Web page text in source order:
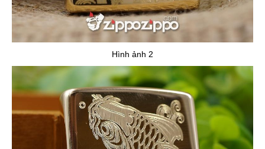
Hình ảnh 2